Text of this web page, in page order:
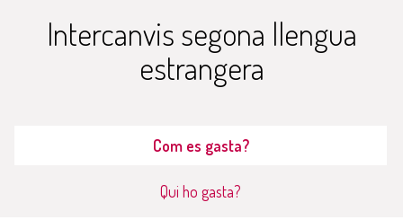
Intercanvis segona llengua
estrangera
Com es gasta?
Qui ho gasta?